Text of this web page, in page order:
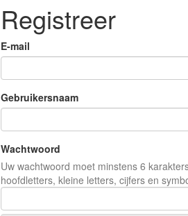
Registreer
E-mail
Gebruikersnaam
Wachtwoord
Uw wachtwoord moet minstens 6
hoofdletters, kleine letters, cijfers en